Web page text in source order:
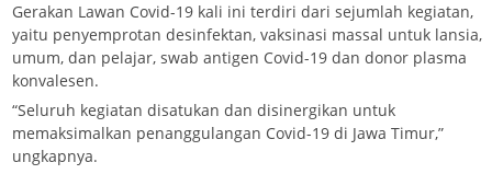
Gerakan Lawan Covid-19 kali ini terdiri dari sejumlah kegiatan,
yaitu penyemprotan desinfektan, vaksinasi massal untuk lansia,
umum, dan pelajar, swab antigen Covid-19 dan donor plasma
konvalesen.
“Seluruh kegiatan disatukan dan disinergikan untuk
memaksimalkan penanggulangan Covid-19 di Jawa Timur,”
ungkapnya.